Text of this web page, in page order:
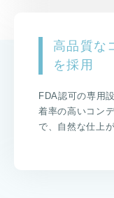
高品質な
を採用
FDA認可の専用
着率の高いコン
で、自然な仕上